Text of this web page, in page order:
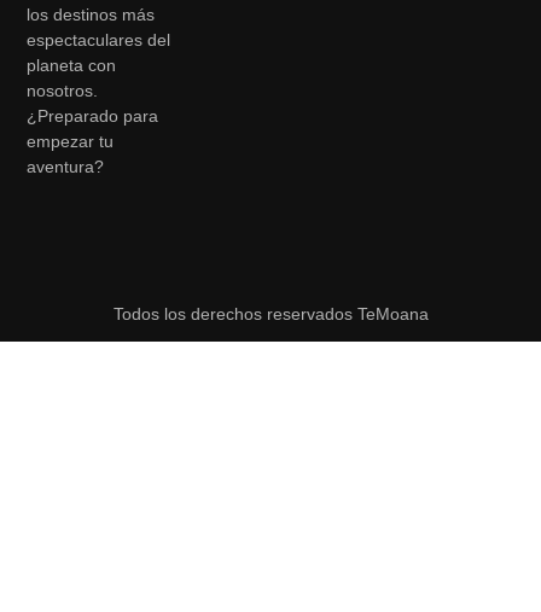
los destinos más
espectaculares del
planeta con
nosotros.
¿Preparado para
empezar tu
aventura?
Todos los derechos reservados TeMoana